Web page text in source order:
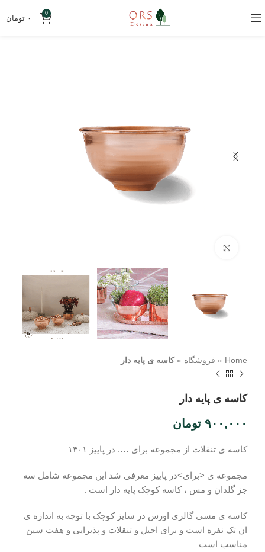
0
۰ تومان
Home
» فروشگاه »کاسه ی پایه دار
کاسه ی پایه دار
۹۰۰,۰۰۰ تومان
کاسه ی تنقلات از مجموعه برای …. در پاییز ۱۴۰۱
مجموعه ی <برای>در پاییز معرفی شد این مجموعه شامل سه
جز گلدان و مس ، کاسه کوچک پایه دار است .
کاسه ی مسی گالری اورس در سایز کوچک با توجه به اندازه ی
ان تک نفره است و برای اجیل و تنقلات و پذیرایی و هفت سین
مناسب است